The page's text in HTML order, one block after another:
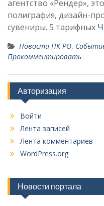
агентство «Рендер»,
полиграфия, дизайн-
сувениры. 5 тарифных
Новости ПК РО,
Прокомментировать
Авторизация
Войти
Лента записей
Лента комментариев
WordPress.org
Новости портала